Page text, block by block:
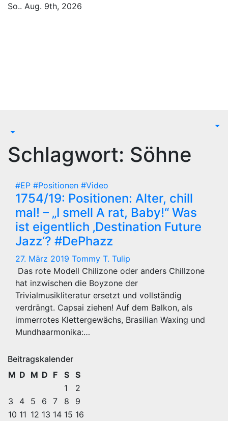
ZumSo.. Aug. 9th, 2026
Schlagwort: Söhne
#EP #Positionen #Video
1754/19: Positionen: Alter, chill
mal! – „I smell A rat, Baby!“ Was
ist eigentlich ‚Destination Future
Jazz‘? #DePhazz
27. März 2019 Tommy T. Tulip
Das rote Modell Chilizone oder anders Chillzone
hat inzwischen die Boyzone der
Trivialmusikliteratur ersetzt und vollständig
verdrängt. Capsai ziehen! Auf dem Balkon, als
immerrotes Klettergewächs, Brasilian Waxing und
Mundhaarmonika:…
Beitragskalender
M D M D F S S
1
2
3
4 5 6 7 8
9
10 11 12 13 14 15 16